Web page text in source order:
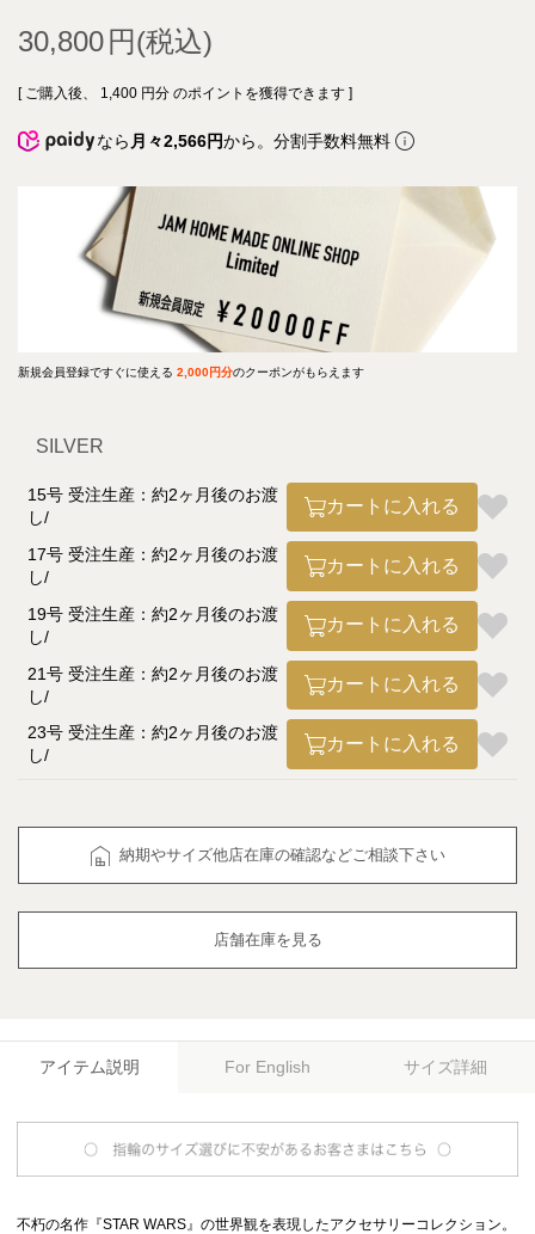
30,800
[ ご購入後、 1,400 円分 のポイントを獲得できます ]
なら 月々2,566円から。分割手数料無料
新規会員登録ですぐに使える 2,000円分のクーポンがもらえます
SILVER
15号 受注生産：約2ヶ月後のお渡
し
カートに入れる
17号 受注生産：約2ヶ月後のお渡
し
カートに入れる
19号 受注生産：約2ヶ月後のお渡
し
カートに入れる
21号 受注生産：約2ヶ月後のお渡
し
カートに入れる
23号 受注生産：約2ヶ月後のお渡
し
カートに入れる
納期やサイズ他店在庫の確認などご相談下さい
店舗在庫を見る
アイテム説明 For English サイズ詳細
不朽の名作『STAR WARS』の世界観を表現したアクセサリーコレクション。